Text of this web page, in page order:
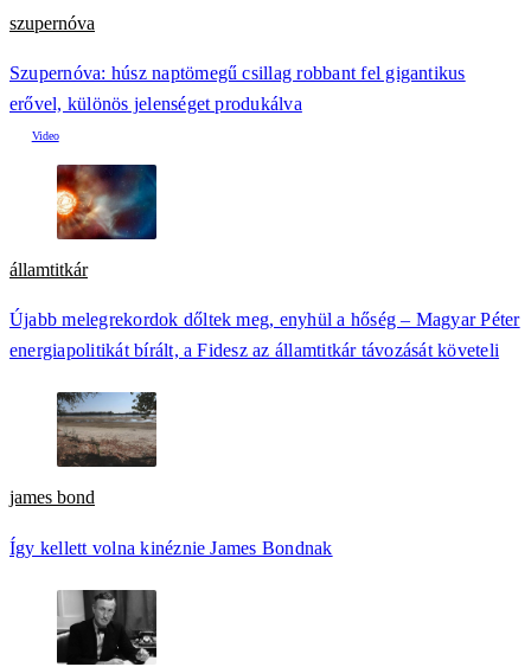
szupernóva
Szupernóva: húsz naptömegű csillag robbant fel gigantikus
erővel, különös jelenséget produkálva
államtitkár
Újabb melegrekordok dőltek meg, enyhül a hőség – Magyar Péter
energiapolitikát bírált, a Fidesz az államtitkár távozását követeli
james bond
Így kellett volna kinéznie James Bondnak